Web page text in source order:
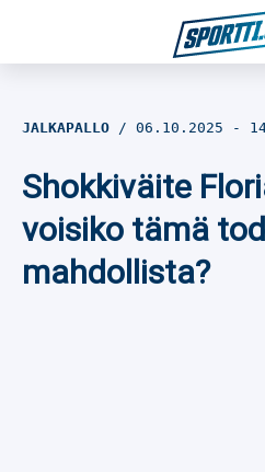
Jalkapallo
Yleisurheilu
JALKAPALLO 06.10.2025 -
Shokkiväite
voisiko tämä
mahdollista?